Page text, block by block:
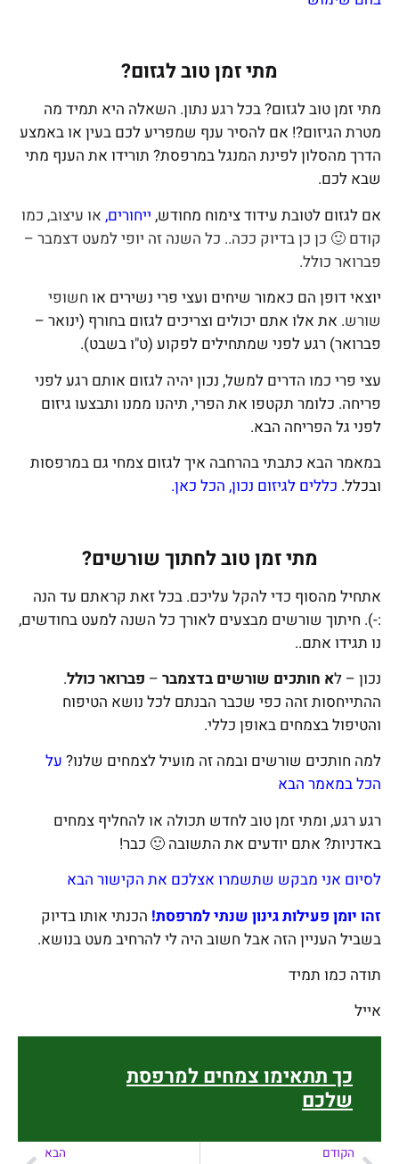
מתי זמן טוב לגזום?
מתי זמן טוב לגזום? בכל רגע נתון. השאלה היא תמיד מה
מטרת הגיזום?! אם להסיר ענף שמפריע לכם בעין או באמצע
הדרך מהסלון לפינת המנגל במרפסת? תורידו את הענף מתי
שבא לכם.
אם לגזום לטובת עידוד צימוח מחודש, ייחורים, או עיצוב, כמו
קודם 🙂 כן כן בדיוק ככה.. כל השנה זה יופי למעט דצמבר –
פברואר כולל.
יוצאי דופן הם כאמור שיחים ועצי פרי נשירים או חשופי
שורש. את אלו אתם יכולים וצריכים לגזום בחורף (ינואר –
פברואר) רגע לפני שמתחילים לפקוע (ט"ו בשבט).
עצי פרי כמו הדרים למשל, נכון יהיה לגזום אותם רגע לפני
פריחה. כלומר תקטפו את הפרי, תיהנו ממנו ותבצעו גיזום
לפני גל הפריחה הבא.
במאמר הבא כתבתי בהרחבה איך לגזום צמחי גם במרפסות
ובכלל. כללים לגיזום נכון, הכל כאן.
מתי זמן טוב לחתוך שורשים?
אתחיל מהסוף כדי להקל עליכם. בכל זאת קראתם עד הנה
:-). חיתוך שורשים מבצעים לאורך כל השנה למעט בחודשים,
נו תגידו אתם..
נכון – לא חותכים שורשים בדצמבר – פברואר כולל.
ההתייחסות זהה כפי שכבר הבנתם לכל נושא הטיפוח
והטיפול בצמחים באופן כללי.
למה חותכים שורשים ובמה זה מועיל לצמחים שלנו? על
הכל במאמר הבא
רגע רגע, ומתי זמן טוב לחדש תכולה או להחליף צמחים
באדניות? אתם יודעים את התשובה 🙂 כבר!
לסיום אני מבקש שתשמרו אצלכם את הקישור הבא
זהו יומן פעילות גינון שנתי למרפסת! הכנתי אותו בדיוק
בשביל העניין הזה אבל חשוב היה לי להרחיב מעט בנושא.
תודה כמו תמיד
אייל
כך תתאימו צמחים למרפסת
שלכם
הקודם הבא